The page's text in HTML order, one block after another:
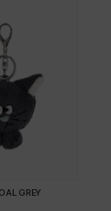
GREY